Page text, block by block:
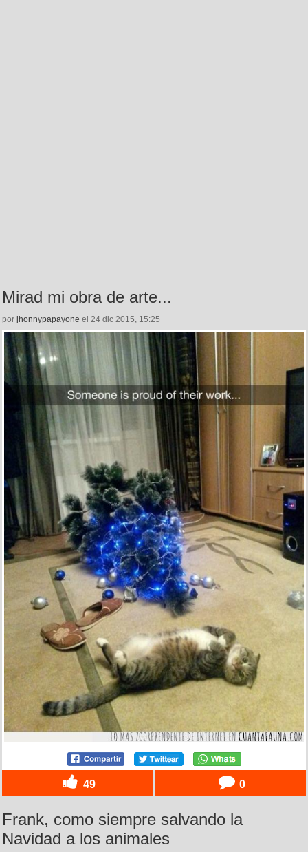
Mirad mi obra de arte...
por jhonnypapayone el 24 dic 2015, 15:25
49 0
Frank, como siempre salvando la
Navidad a los animales